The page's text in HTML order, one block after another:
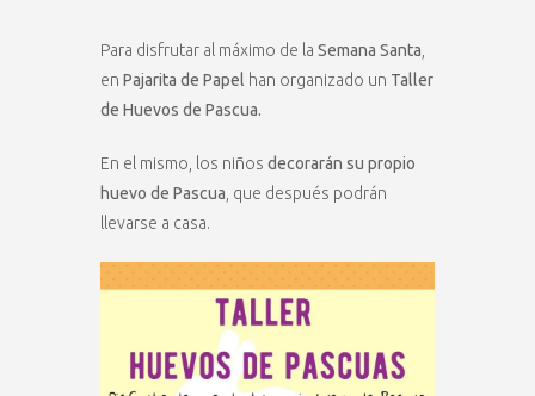
Para disfrutar al máximo de la Semana Santa
en Pajarita de Papel han organizado un Taller
de Huevos de Pascua.
En el mismo, los niños decorarán su propio
huevo de Pascua , que después podrán
llevarse a casa.